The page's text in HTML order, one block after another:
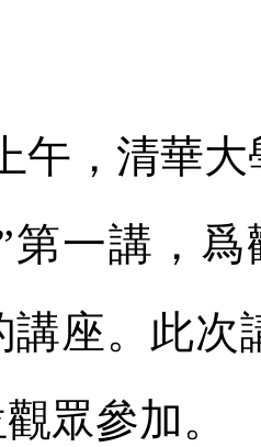
午，清華
第一講，
講座。此
眾參加。